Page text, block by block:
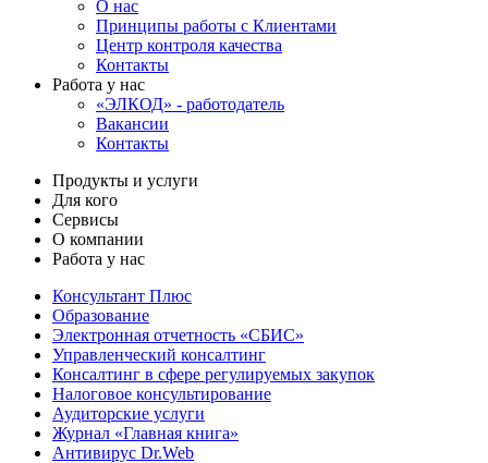
О нас
Принципы работы с Клиентами
Центр контроля качества
Контакты
Работа у нас
«ЭЛКОД» - работодатель
Вакансии
Контакты
Продукты и услуги
Для кого
Сервисы
О компании
Работа у нас
Консультант Плюс
Образование
Электронная отчетность «СБИС»
Управленческий консалтинг
Консалтинг в сфере регулируемых закупок
Налоговое консультирование
Аудиторские услуги
Журнал «Главная книга»
Антивирус Dr.Web